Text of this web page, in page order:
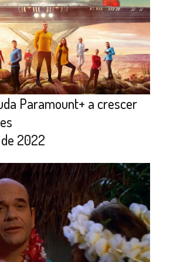
Paramount+ a crescer
2022